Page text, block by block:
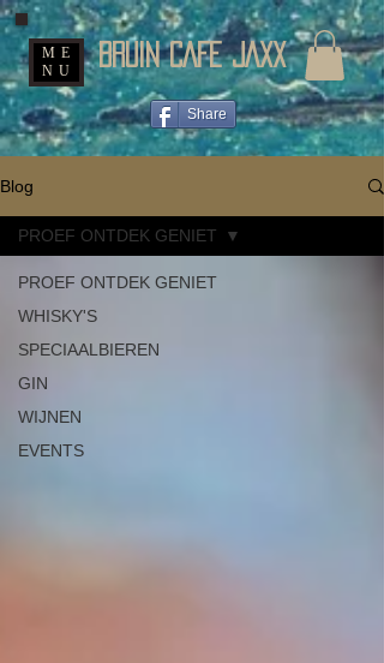
BRUIN CAFE JAXX
ME
NU
Share
Blog
PROEF ONTDEK GENIET
WHISKY'S
SPECIAALBIEREN
GIN
WIJNEN
EVENTS
PROEF ONTDEK GENIET